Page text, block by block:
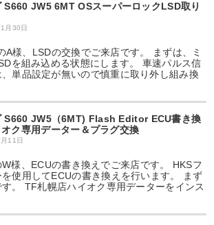
S660 JW5 6MT OSスーパーロックLSD取り
月30日
様、LSDの交換でご来店です。 まずは、ミ
を組み込める状態にします。 車速パルス信
単品設定が無いので慎重に取り外し組み換
S660 JW5（6MT) Flash Editor ECU書き換
オク専用データー＆プラグ交換
11日
様、ECUの書き換えでご来店です。 HKSフ
使用してECUの書き換えを行います。 まず
。 TF札幌店ハイオク専用データーをインス